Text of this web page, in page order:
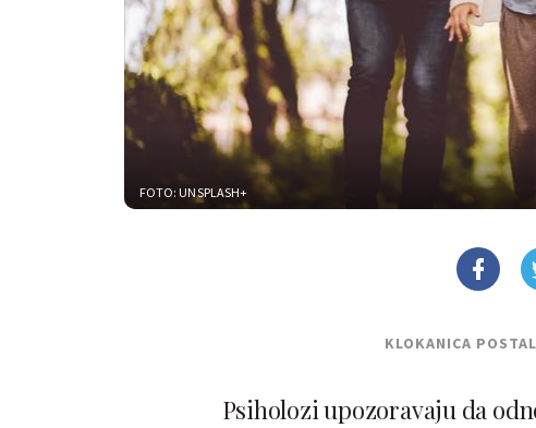
FOTO: UNSPLASH+
KLOKANICA
Psiholozi upozoravaju da